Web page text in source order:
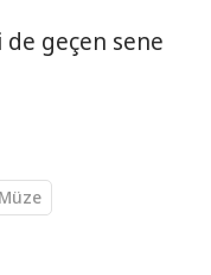
de geçen sene
Müze